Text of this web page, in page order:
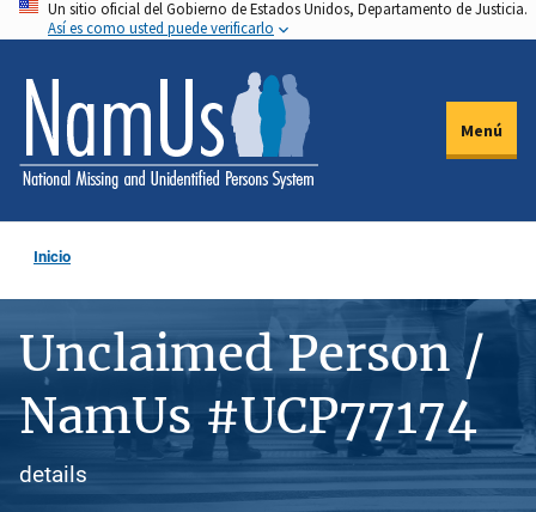
Pasar
al
contenido
principal
Un sitio oficial del Gobierno de Estados Unidos, Departamento de Justicia.
Así es como usted puede verificarlo
Menú
Inicio
Unclaimed Person /
NamUs #UCP77174
details